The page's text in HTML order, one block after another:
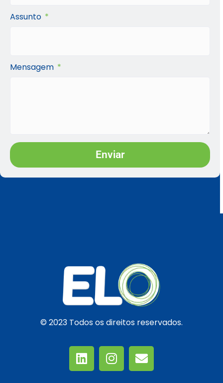
Assunto
Mensagem
Enviar
© 2023 Todos os direitos reservados.